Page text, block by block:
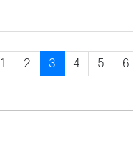
1 2 3 4 5 6